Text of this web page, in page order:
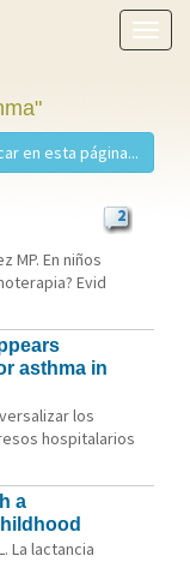
Show
menu
2
MP. En niños
Evid
asthma in
los
hospitalarios
a
La lactancia